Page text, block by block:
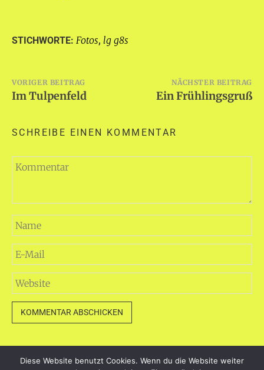
STICHWORTE: Fotos, lg g8s
Beitragsnavigation
VORIGER BEITRAG
Im Tulpenfeld
NÄCHSTER BEITRAG
Ein Frühlingsgruß
SCHREIBE EINEN KOMMENTAR
Diese Website benutzt Cookies. Wenn du die Website weiter